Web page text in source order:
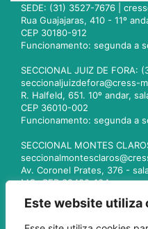
Este website utiliza
SEDE: (31) 3527-7676 |
Rua Guajajaras, 410 - 11º
CEP 30180-912
Funcionamento: segunda a
SECCIONAL JUIZ DE FORA:
seccionaljuizdefora@cress-
R. Halfeld, 651. 10º andar,
CEP 36010-002
Funcionamento: segunda a
SECCIONAL MONTES
Av. Coronel Prates, 376 -
MG. CEP 39400-104